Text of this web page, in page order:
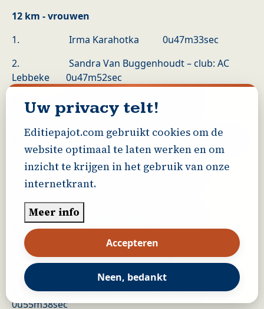
12 km - vrouwen
1. Irma Karahotka 0u47m33sec
2. Sandra Van Buggenhoudt – club: AC
Lebbeke 0u47m52sec
3. Kirsten De Weerdt – club: ACP
0u48m34sec
4. Linda Coppens – club: VS Spiridon Aalst
0u52m09sec
5. Greet Van der Steen – club: AC
0u53m09sec
6. Cindy Van Den Bossche – club:
joggingsclub Markvallei 0u53m32sec
7. Chantal Van Den Eede
0u54m42sec
8. Magda Vierendeel – club: ACP
0u55m38sec
Uw privacy telt!
Editiepajot.com gebruikt cookies om de
website optimaal te laten werken en om
inzicht te krijgen in het gebruik van onze
internetkrant.
Meer info
Accepteren
Neen, bedankt